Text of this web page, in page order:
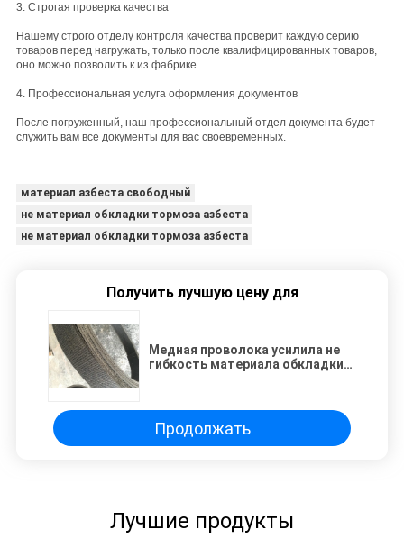
3. Строгая проверка качества
Нашему строго отделу контроля качества проверит каждую серию
товаров перед нагружать, только после квалифицированных товаров,
оно можно позволить к из фабрике.
4. Профессиональная услуга оформления документов
После погруженный, наш профессиональный отдел документа будет
служить вам все документы для вас своевременных.
материал азбеста свободный
не материал обкладки тормоза азбеста
не материал обкладки тормоза азбеста
Получить лучшую цену для
Медная проволока усилила не
гибкость материала обкладки
Продолжать
Лучшие продукты